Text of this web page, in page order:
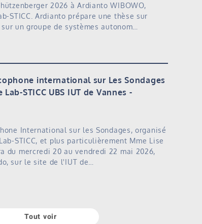
2026 à Ardianto WIBOWO,
STICC. Ardianto prépare une thèse sur
un groupe de systèmes autonom…
international sur Les Sondages
STICC UBS IUT de Vannes
International sur les Sondages, organisé
STICC, et plus particulièrement Mme Lise
du mercredi 20 au vendredi 22 mai 2026,
sur le site de l'IUT de…
Tout voir